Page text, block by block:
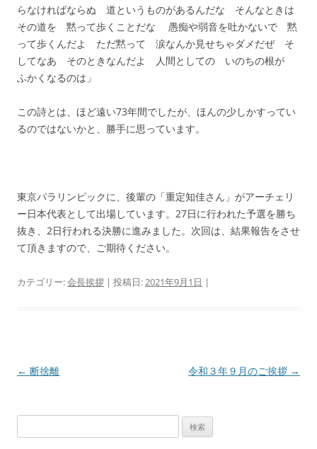
らなければならぬ 道というものがあるんだな そんなときは
その道を 黙って歩くことだな 愚痴や弱音を吐かないで 黙
って歩くんだよ ただ黙って 涙なんか見せちゃダメだぜ そ
してなあ そのときなんだよ 人間としての いのちの根が
ふかくなるのは」
この詩とは、ほど遠い73年間でしたが、ほんの少しかすってい
るのではないかと、勝手に思っています。
東京パラリンピックに、後輩の「重定知佳さん」がアーチェリ
ー日本代表として出場しています。27日に行われた予選を勝ち
抜き、2日行われる決勝に進みました。次回は、結果報告をさせ
て頂きますので、ご期待ください。
カテゴリー:会長挨拶 | 投稿日:2021年9月1日 |
投
← 断捨離 令和３年９月のご挨拶 →
索: